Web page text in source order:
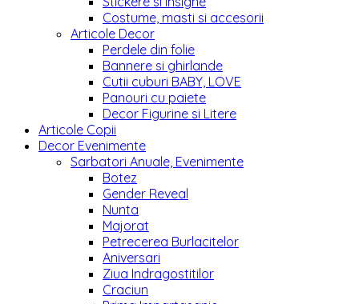
Costume, masti si accesorii
Articole Decor
Perdele din folie
Bannere si ghirlande
Cutii cuburi BABY, LOVE
Panouri cu paiete
Decor Figurine si Litere
Articole Copii
Decor Evenimente
Sarbatori Anuale, Evenimente
Botez
Gender Reveal
Nunta
Majorat
Petrecerea Burlacitelor
Aniversari
Ziua Indragostitilor
Craciun